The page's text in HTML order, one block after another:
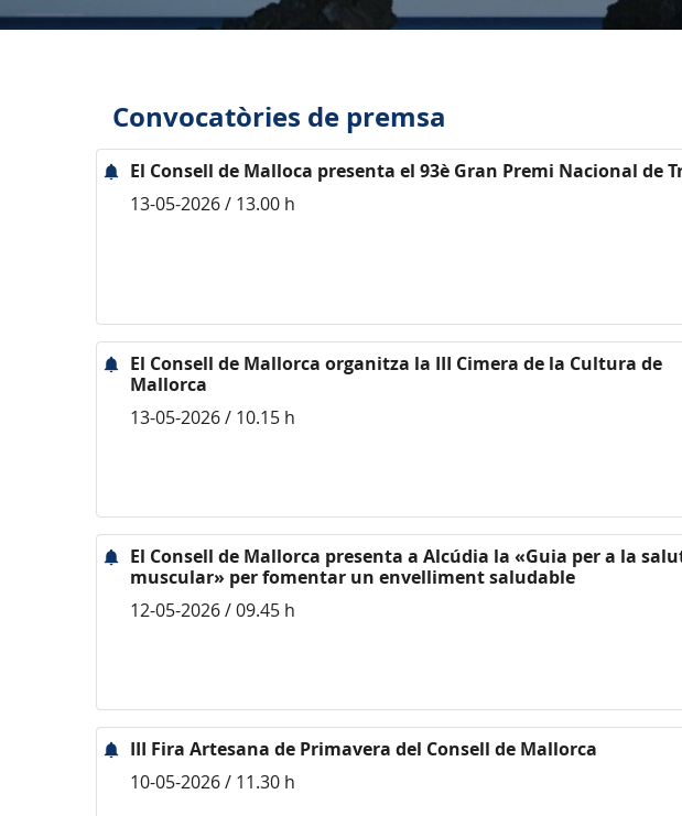
Convocatòries de premsa
El Consell de Malloca presenta el 93è Gran Premi Nacional de
13-05-2026 / 13.00 h
El Consell de Mallorca organitza la III Cimera de la Cultura de
Mallorca
13-05-2026 / 10.15 h
El Consell de Mallorca presenta a Alcúdia la «Guia per a la
muscular» per fomentar un envelliment saludable
12-05-2026 / 09.45 h
III Fira Artesana de Primavera del Consell de Mallorca
10-05-2026 / 11.30 h